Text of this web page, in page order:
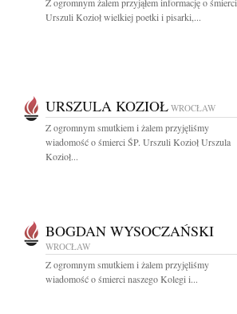
Urszuli Kozioł wielkiej poetki i pisarki,...
URSZULA KOZIOŁ WROCŁAW
Z ogromnym smutkiem i żalem przyjęliśmy
wiadomość o śmierci ŚP. Urszuli Kozioł Urszula
Kozioł...
BOGDAN WYSOCZAŃSKI
WROCŁAW
Z ogromnym smutkiem i żalem przyjęliśmy
wiadomość o śmierci naszego Kolegi i...